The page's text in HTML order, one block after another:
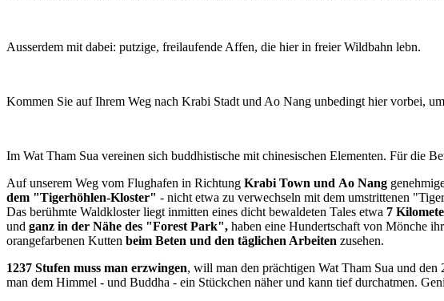
Ausserdem mit dabei: putzige, freilaufende Affen, die hier in freier Wildbahn lebn.
Kommen Sie auf Ihrem Weg nach Krabi Stadt und Ao Nang unbedingt hier vorbei,
Im Wat Tham Sua vereinen sich buddhistische mit chinesischen Elementen. Für die
Auf unserem Weg vom Flughafen in Richtung Krabi Town und Ao Nang
dem "Tigerhöhlen-Kloster" - nicht etwa zu verwechseln mit dem umstrittenen
Das berühmte Waldkloster liegt inmitten eines dicht bewaldeten Tales etwa 7
und ganz in der Nähe des "Forest Park", haben eine Hundertschaft von Mönche
orangefarbenen Kutten beim Beten und den täglichen Arbeiten zusehen.
1237 Stufen muss man erzwingen, will man den prächtigen Wat Tham Sua und den
man dem Himmel - und Buddha - ein Stückchen näher und kann tief durchatmen.